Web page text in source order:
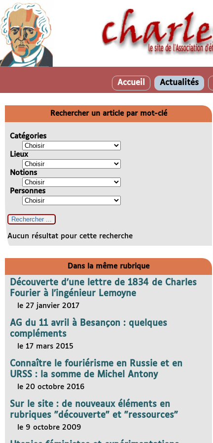
Accueil Actualités
Rechercher un article par mot-clé
Catégories
Lieux
Notions
Personnes
Aucun résultat pour cette recherche
Dans la même rubrique
Découverte d’une lettre de 1834 de Charles
Fourier à l’ingénieur Lemoyne
le 27 janvier 2017
AG du 11 avril à Besançon : quelques
compléments
le 17 mars 2015
Connaître le fouriérisme en Russie et en
URSS : la somme de Michel Antony
le 20 octobre 2016
Sur le site : de nouveaux éléments en
rubriques "découverte" et "ressources"
le 9 octobre 2009